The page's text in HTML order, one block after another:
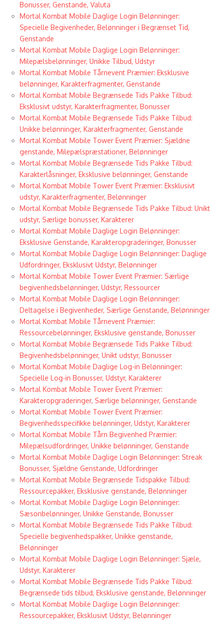
Bonusser, Genstande, Valuta
Mortal Kombat Mobile Daglige Login Belønninger:
Specielle Begivenheder, Belønninger i Begrænset Tid,
Genstande
Mortal Kombat Mobile Daglige Login Belønninger:
Milepælsbelønninger, Unikke Tilbud, Udstyr
Mortal Kombat Mobile Tårnevent Præmier: Eksklusive
belønninger, Karakterfragmenter, Genstande
Mortal Kombat Mobile Begrænsede Tids Pakke Tilbud:
Eksklusivt udstyr, Karakterfragmenter, Bonusser
Mortal Kombat Mobile Begrænsede Tids Pakke Tilbud:
Unikke belønninger, Karakterfragmenter, Genstande
Mortal Kombat Mobile Tower Event Præmier: Sjældne
genstande, Milepælspræstationer, Belønninger
Mortal Kombat Mobile Begrænsede Tids Pakke Tilbud:
Karakterlåsninger, Eksklusive belønninger, Genstande
Mortal Kombat Mobile Tower Event Præmier: Eksklusivt
udstyr, Karakterfragmenter, Belønninger
Mortal Kombat Mobile Begrænsede Tids Pakke Tilbud: Unikt
udstyr, Særlige bonusser, Karakterer
Mortal Kombat Mobile Daglige Login Belønninger:
Eksklusive Genstande, Karakteropgraderinger, Bonusser
Mortal Kombat Mobile Daglige Login Belønninger: Daglige
Udfordringer, Eksklusivt Udstyr, Belønninger
Mortal Kombat Mobile Tower Event Præmier: Særlige
begivenhedsbelønninger, Udstyr, Ressourcer
Mortal Kombat Mobile Daglige Login Belønninger:
Deltagelse i Begivenheder, Særlige Genstande, Belønninger
Mortal Kombat Mobile Tårnevent Præmier:
Ressourcebelønninger, Eksklusive genstande, Bonusser
Mortal Kombat Mobile Begrænsede Tids Pakke Tilbud:
Begivenhedsbelønninger, Unikt udstyr, Bonusser
Mortal Kombat Mobile Daglige Log-in Belønninger:
Specielle Log-in Bonusser, Udstyr, Karakterer
Mortal Kombat Mobile Tower Event Præmier:
Karakteropgraderinger, Særlige belønninger, Genstande
Mortal Kombat Mobile Tower Event Præmier:
Begivenhedsspecifikke belønninger, Udstyr, Karakterer
Mortal Kombat Mobile Tårn Begivenhed Præmier:
Milepælsudfordringer, Unikke belønninger, Genstande
Mortal Kombat Mobile Daglige Login Belønninger: Streak
Bonusser, Sjældne Genstande, Udfordringer
Mortal Kombat Mobile Begrænsede Tidspakke Tilbud:
Ressourcepakker, Eksklusive genstande, Belønninger
Mortal Kombat Mobile Daglige Login Belønninger:
Sæsonbelønninger, Unikke Genstande, Bonusser
Mortal Kombat Mobile Begrænsede Tids Pakke Tilbud:
Specielle begivenhedspakker, Unikke genstande,
Belønninger
Mortal Kombat Mobile Daglige Login Belønninger: Sjæle,
Udstyr, Karakterer
Mortal Kombat Mobile Begrænsede Tids Pakke Tilbud:
Begrænsede tids tilbud, Eksklusive genstande, Belønninger
Mortal Kombat Mobile Daglige Login Belønninger:
Ressourcepakker, Eksklusivt Udstyr, Belønninger